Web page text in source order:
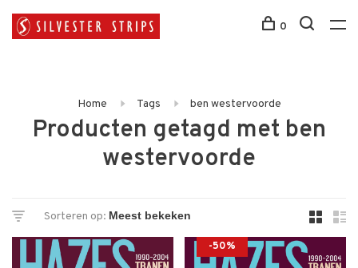
0
Home Tags ben westervoorde
Producten getagd met ben
westervoorde
Sorteren op:
-50%